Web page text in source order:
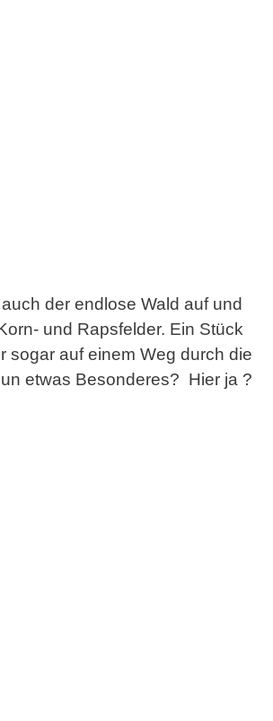
der endlose Wald auf und
und Rapsfelder. Ein Stück
sogar auf einem Weg durch die
etwas Besonderes? Hier ja ?